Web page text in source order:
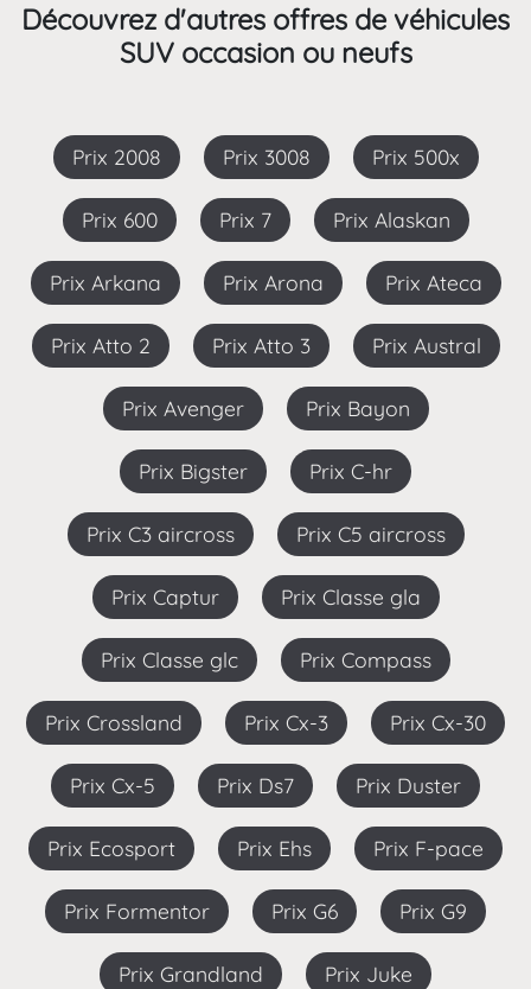
Découvrez d'autres offres de véhicules
SUV occasion ou neufs
Prix 2008 Prix 3008 Prix 500x
Prix 600 Prix 7 Prix Alaskan
Prix Arkana Prix Arona Prix Ateca
Prix Atto 2 Prix Atto 3 Prix Austral
Prix Avenger Prix Bayon
Prix Bigster Prix C-hr
Prix C3 aircross Prix C5 aircross
Prix Captur Prix Classe gla
Prix Classe glc Prix Compass
Prix Crossland Prix Cx-3 Prix Cx-30
Prix Cx-5 Prix Ds7 Prix Duster
Prix Ecosport Prix Ehs Prix F-pace
Prix Formentor Prix G6 Prix G9
Prix Grandland Prix Juke